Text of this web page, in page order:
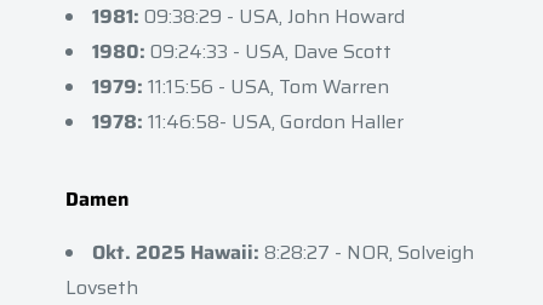
1981: 09:38:29 - USA, John Howard
1980: 09:24:33 - USA, Dave Scott
1979: 11:15:56 - USA, Tom Warren
1978: 11:46:58- USA, Gordon Haller
Damen
Okt. 2025 Hawaii: 8:28:27 - NOR, Solveigh
Lovseth